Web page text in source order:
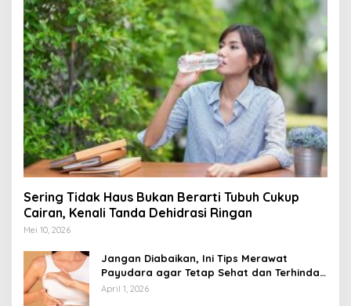
Sering Tidak Haus Bukan Berarti Tubuh Cukup
Cairan, Kenali Tanda Dehidrasi Ringan
Mei 10, 2026
Jangan Diabaikan, Ini Tips Merawat
Payudara agar Tetap Sehat dan Terhindar
dari Risiko Penyakit
April 1, 2026